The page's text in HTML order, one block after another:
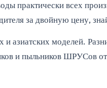
практически всех
за двойную цену,
азиатских моделей.
и пыльников ШРУСов